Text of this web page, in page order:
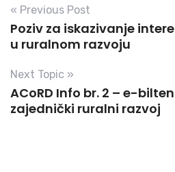
« Previous Post
Poziv za iskazivanje
u ruralnom razvoju
Next Topic »
ACoRD Info br. 2 – e-
zajednički ruralni razvoj